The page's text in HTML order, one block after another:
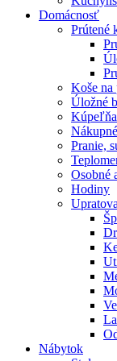
Domácnosť
Prútené
Koše na
Úložné
Pranie,
Osobné
Hodiny
Nábytok